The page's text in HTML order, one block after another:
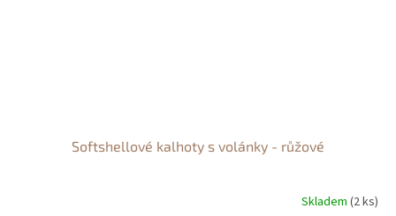
Softshellové kalhoty s volánky - růžové
Skladem (2 ks)